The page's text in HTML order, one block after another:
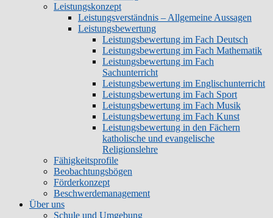
Leistungskonzept
Leistungsverständnis – Allgemeine Aussagen
Leistungsbewertung
Leistungsbewertung im Fach Deutsch
Leistungsbewertung im Fach Mathematik
Leistungsbewertung im Fach
Sachunterricht
Leistungsbewertung im Englischunterricht
Leistungsbewertung im Fach Sport
Leistungsbewertung im Fach Musik
Leistungsbewertung im Fach Kunst
Leistungsbewertung in den Fächern
katholische und evangelische
Religionslehre
Fähigkeitsprofile
Beobachtungsbögen
Förderkonzept
Beschwerdemanagement
Über uns
Schule und Umgebung